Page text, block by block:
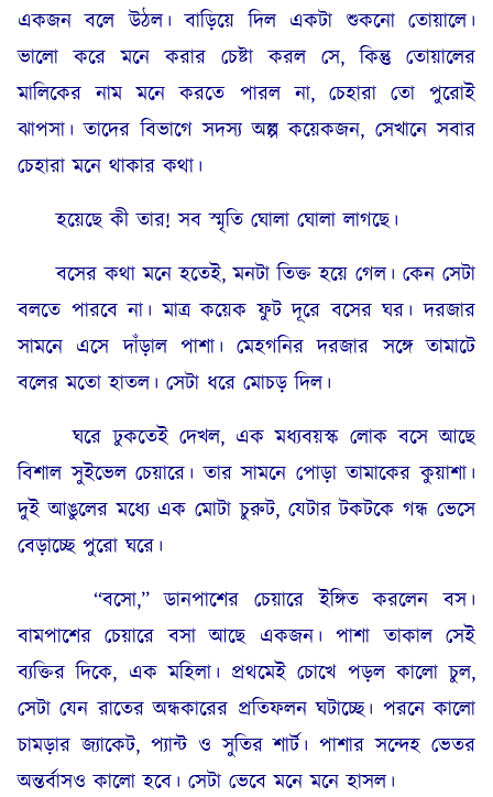
একজন বলে উঠল। বাড়িয়ে দিল একটা শুকনো তোয়ালে।
ভালো করে মনে করার চেষ্টা করল সে, কিন্তু তোয়ালের
মালিকের নাম মনে করতে পারল না, চেহারা তো পুরোই
ঝাপসা। তাদের বিভাগে সদস্য অল্প কয়েকজন, সেখানে সবার
চেহারা মনে থাকার কথা।
হয়েছে কী তার! সব স্মৃতি ঘোলা ঘোলা লাগছে।
বসের কথা মনে হতেই, মনটা তিক্ত হয়ে গেল। কেন সেটা
বলতে পারবে না। মাত্র কয়েক ফুট দূরে বসের ঘর। দরজার
সামনে এসে দাঁড়াল পাশা। মেহগনির দরজার সঙ্গে তামাটে
বলের মতো হাতল। সেটা ধরে মোচড় দিল।
ঘরে ঢুকতেই দেখল, এক মধ্যবয়স্ক লোক বসে আছে
বিশাল সুইভেল চেয়ারে। তার সামনে পোড়া তামাকের কুয়াশা।
দুই আঙুলের মধ্যে এক মোটা চুরুট, যেটার টকটকে গন্ধ ভেসে
বেড়াচ্ছে পুরো ঘরে।
“বসো,” ডানপাশের চেয়ারে ইঙ্গিত করলেন বস।
বামপাশের চেয়ারে বসা আছে একজন। পাশা তাকাল সেই
ব্যক্তির দিকে, এক মহিলা। প্রথমেই চোখে পড়ল কালো চুল,
সেটা যেন রাতের অন্ধকারের প্রতিফলন ঘটাচ্ছে। পরনে কালো
চামড়ার জ্যাকেট, প্যান্ট ও সুতির শার্ট। পাশার সন্দেহ ভেতর
অন্তর্বাসও কালো হবে। সেটা ভেবে মনে মনে হাসল।